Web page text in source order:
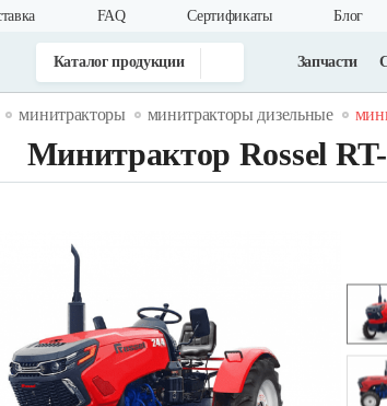
FAQ Cертификаты Блог
Каталог продукции Запчасти
минитракторы минитракторы дизельные
Минитрактор Rossel